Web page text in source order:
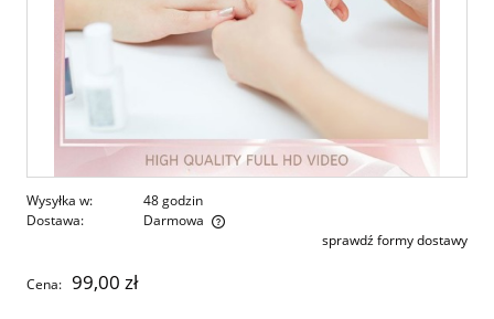
Wysyłka w:
48 godzin
Dostawa:
Darmowa
Cena nie zawiera ewentualnych kosztów płatnościsprawdź formy dostawy
Cena: 99,00 zł